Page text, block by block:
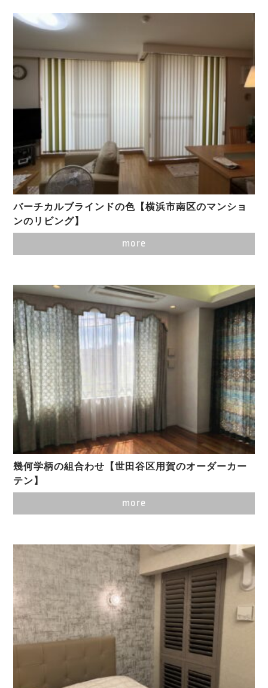
バーチカルブラインドの色【横浜市南区のマンショ
ンのリビング】
more
幾何学柄の組合わせ【世田谷区用賀のオーダーカー
テン】
more